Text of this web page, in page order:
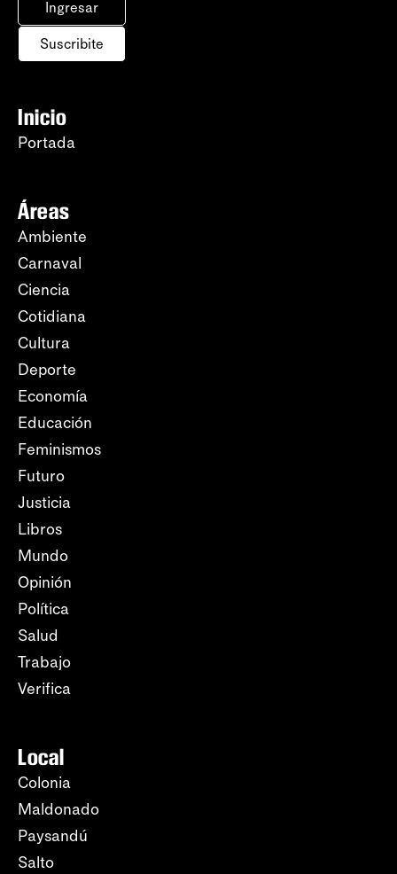
Ingresar
Suscribite
Inicio
Portada
Áreas
Ambiente
Carnaval
Ciencia
Cotidiana
Cultura
Deporte
Economía
Educación
Feminismos
Futuro
Justicia
Libros
Mundo
Opinión
Política
Salud
Trabajo
Verifica
Local
Colonia
Maldonado
Paysandú
Salto